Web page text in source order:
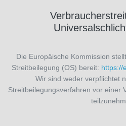
Die Europäische Kommission
Streitbeilegung (OS) bereit: https://
Wir sind weder verpflichtet
Streitbeilegungsverfahren vor einer